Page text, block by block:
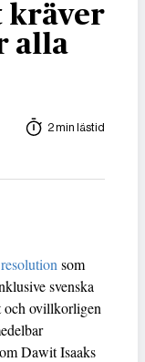
kräver
alla
2 min lästid
som
svenska
och ovillkorligen
Dawit Isaaks